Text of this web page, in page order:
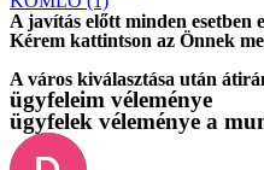
A javítás előtt minden esetben
Kérem kattintson az Önnek
A város kiválasztása után
ügyfeleim véleménye
ügyfelek véleménye a